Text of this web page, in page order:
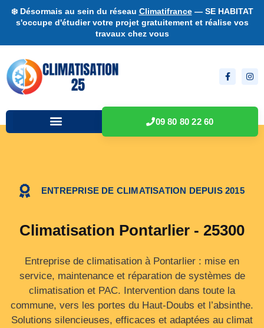
❄️ Désormais au sein du réseau Climatifrance— SE HABITAT
s'occupe d'étudier votre projet gratuitement et réalise vos
travaux chez vous
09 80 80 22 60
ENTREPRISE DE CLIMATISATION DEPUIS 2015
Climatisation Pontarlier - 25300
Entreprise de climatisation à Pontarlier : mise en
service, maintenance et réparation de systèmes de
climatisation et PAC. Intervention dans toute la
commune, vers les portes du Haut‑Doubs et l’absinthe.
Solutions silencieuses, efficaces et adaptées au climat